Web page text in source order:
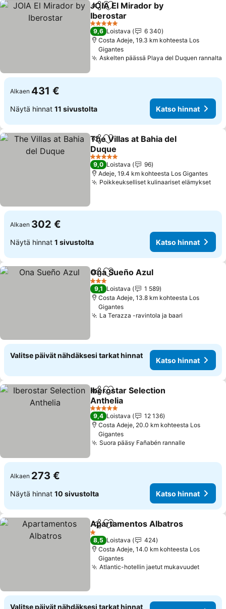
Jaa Lisää suosikkeihin
JOIA El Mirador by
Iberostar
5 Tähtiluokitus
9,6 Loistava
6 340
Costa Adeje, 19.3 km kohteesta Los
Gigantes
Askelten päässä Playa del Duquen rannalta
Alkaen 431 €
Näytä hinnat 11 sivustolta Katso hinnat
Jaa Lisää suosikkeihin
The Villas at Bahia del
Duque
5 Tähtiluokitus
9,0 Loistava
96
Adeje, 19.4 km kohteesta Los Gigantes
Poikkeukselliset kulinaariset elämykset
Alkaen 302 €
Näytä hinnat 1 sivustolta Katso hinnat
Jaa Lisää suosikkeihin
Ona Sueño Azul
3 Tähtiluokitus
9,1 Loistava
1 589
Costa Adeje, 13.8 km kohteesta Los
Gigantes
La Terazza -ravintola ja baari
Valitse päivät nähdäksesi tarkat hinnat
Katso hinnat
Jaa Lisää suosikkeihin
Iberostar Selection
Anthelia
5 Tähtiluokitus
9,4 Loistava
12 136
Costa Adeje, 20.0 km kohteesta Los
Gigantes
Suora pääsy Fañabén rannalle
Alkaen 273 €
Näytä hinnat 10 sivustolta Katso hinnat
Jaa Lisää suosikkeihin
Apartamentos Albatros
1 Tähtiluokitus
8,5 Loistava
424
Costa Adeje, 14.0 km kohteesta Los
Gigantes
Atlantic-hotellin jaetut mukavuudet
Valitse päivät nähdäksesi tarkat hinnat